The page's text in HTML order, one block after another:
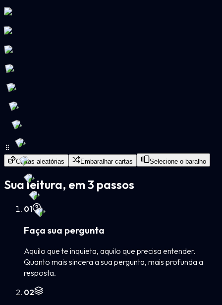
Cartas aleatórias Embaralhar cartas Selecione o baralho
Sua leitura, em 3 passos
01
Faça sua pergunta
Aquilo que te inquieta, aquilo que precisa entender.
Quanto mais sincera a sua pergunta, mais profunda a
resposta.
02